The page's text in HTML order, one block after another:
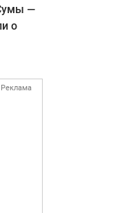
—
о
Реклама